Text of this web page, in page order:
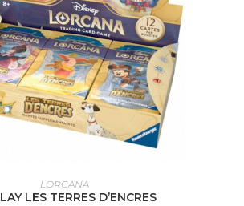
AJOUTER AU PANIER
LORCANA
LES TERRES D’ENCRES